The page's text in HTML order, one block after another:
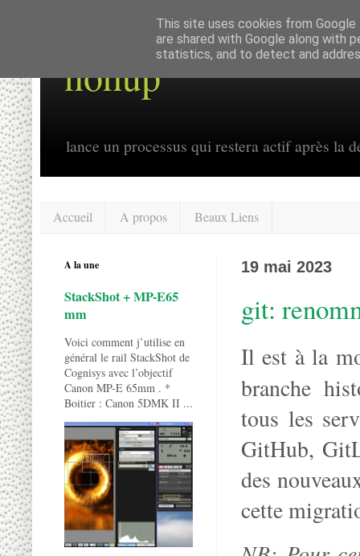
nohup
lance un processus qui restera actif après la
Accueil A propos Beaux Liens
19 mai 2023
git:
Il est à la
branche
tous les
GitHub,
des
cette
A la une
StackShot + MP-E65
mm
Voici comment j’utilise en
général le rail StackShot de
Cognisys avec l’objectif
Canon MP-E 65mm . *
Boitier : Canon 5DMK II ...
This site uses cookies from
are shared with Google along with
statistics, and to detect and